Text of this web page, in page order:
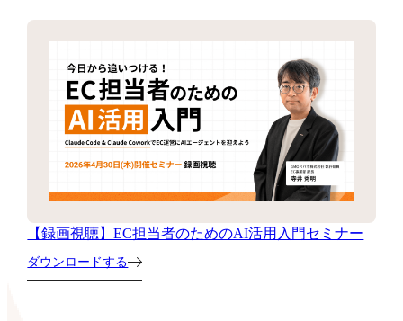
【録画視聴】EC担当者のためのAI活用入門セミナー
ダウンロードする